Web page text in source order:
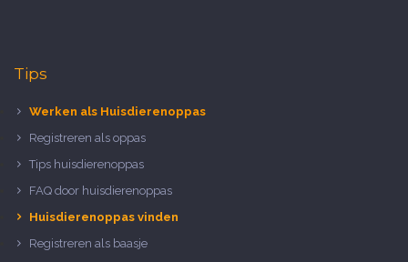
Tips
Werken als Huisdierenoppas
Registreren als oppas
Tips huisdierenoppas
FAQ door huisdierenoppas
Huisdierenoppas vinden
Registreren als baasje